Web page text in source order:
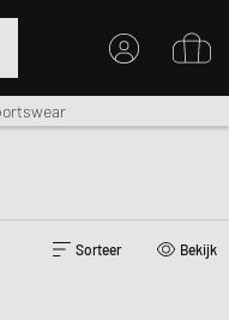
MIJN ACCOUNT
MAAK EEN ACCOUNT AAN
vanaf € 100
Sorteer Bekijk